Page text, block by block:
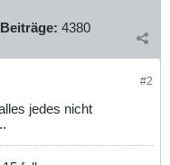
Beiträge: 4380
#2
jedes nicht